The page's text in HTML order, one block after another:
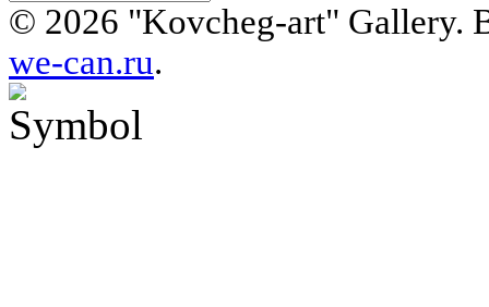
© 2026 "Kovcheg-art" Gallery.
we-can.ru.